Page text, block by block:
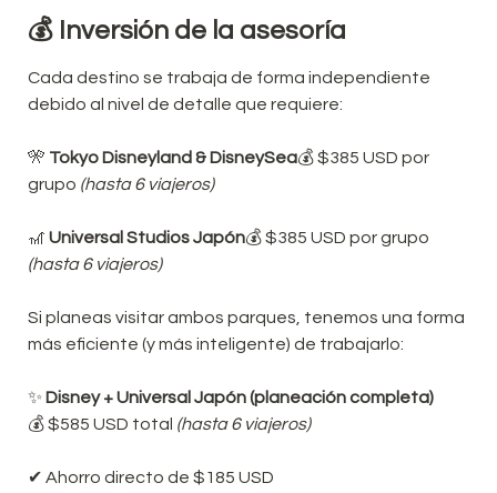
💰 Inversión de la asesoría
Cada destino se trabaja de forma independiente
debido al nivel de detalle que requiere:
🎌 Tokyo Disneyland & DisneySea💰 $385 USD por
grupo (hasta 6 viajeros)
🎢 Universal Studios Japón
(hasta 6 viajeros)
Si planeas visitar ambos parques, tenemos una forma
más eficiente (y más inteligente) de trabajarlo:
✨ Disney + Universal Japón (planeación completa)
💰 $585 USD total (hasta 6 viajeros)
✔ Ahorro directo de $185 USD